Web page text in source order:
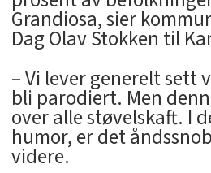
Grandiosa, sier
Dag Olav Stokken til
– Vi lever generelt sett
bli parodiert. Men
over alle støvelskaft. I
humor, er det
videre.